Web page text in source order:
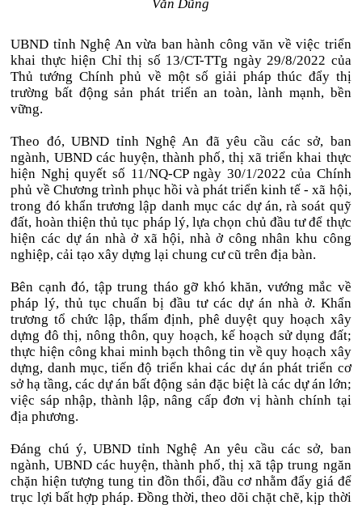
Văn Dũng
UBND tỉnh Nghệ An vừa ban hành công văn về việc triển
khai thực hiện Chỉ thị số 13/CT-TTg ngày 29/8/2022 của
Thủ tướng Chính phủ về một số giải pháp thúc đẩy thị
trường bất động sản phát triển an toàn, lành mạnh, bền
vững.
Theo đó, UBND tỉnh Nghệ An đã yêu cầu các sở, ban
ngành, UBND các huyện, thành phố, thị xã triển khai thực
hiện Nghị quyết số 11/NQ-CP ngày 30/1/2022 của Chính
phủ về Chương trình phục hồi và phát triển kinh tế - xã hội,
trong đó khẩn trương lập danh mục các dự án, rà soát quỹ
đất, hoàn thiện thủ tục pháp lý, lựa chọn chủ đầu tư để thực
hiện các dự án nhà ở xã hội, nhà ở công nhân khu công
nghiệp, cải tạo xây dựng lại chung cư cũ trên địa bàn.
Bên cạnh đó, tập trung tháo gỡ khó khăn, vướng mắc về
pháp lý, thủ tục chuẩn bị đầu tư các dự án nhà ở. Khẩn
trương tổ chức lập, thẩm định, phê duyệt quy hoạch xây
dựng đô thị, nông thôn, quy hoạch, kế hoạch sử dụng đất;
thực hiện công khai minh bạch thông tin về quy hoạch xây
dựng, danh mục, tiến độ triển khai các dự án phát triển cơ
sở hạ tầng, các dự án bất động sản đặc biệt là các dự án lớn;
việc sáp nhập, thành lập, nâng cấp đơn vị hành chính tại
địa phương.
Đáng chú ý, UBND tỉnh Nghệ An yêu cầu các sở, ban
ngành, UBND các huyện, thành phố, thị xã tập trung ngăn
chặn hiện tượng tung tin đồn thổi, đầu cơ nhằm đẩy giá để
trục lợi bất hợp pháp. Đồng thời, theo dõi chặt chẽ, kịp thời